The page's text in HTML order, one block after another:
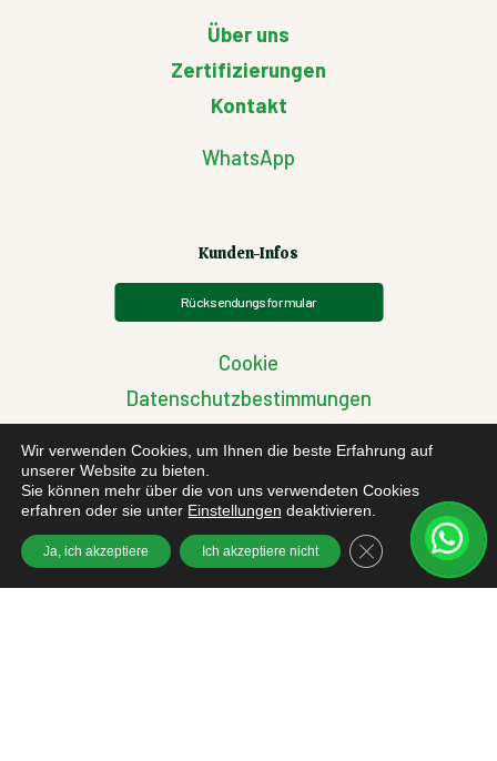
Über uns
Zertifizierungen
Kontakt
WhatsApp
Kunden-Infos
Rücksendungsformular
Cookie
Datenschutzbestimmungen
Datenschutz-Grundverordnung
Streitigkeiten zwischen EU-Käufern
Wir verwenden Cookies, um Ihnen die beste Erfahrung auf
unserer Website zu bieten.
Sie können mehr über die von uns verwendeten Cookies
erfahren oder sie unter Einstellungen deaktivieren.
Ja, ich akzeptiere Ich akzeptiere nicht GDPR Cookie-